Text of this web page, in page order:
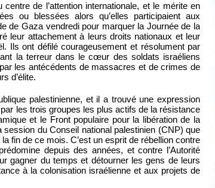
de l’attention internationale, et le mérite en
ou blessées alors qu’elles participaient aux
de Gaza vendredi pour marquer la Journée de la
leur attachement à leurs droits nationaux et leur
Ils ont défilé courageusement et résolument par
la terreur dans le cœur des soldats israéliens
les antécédents de massacres et de crimes de
d’élite.
palestinienne, et il a trouvé une expression
les trois groupes les plus actifs de la résistance
et le Front populaire pour la libération de la
du Conseil national palestinien (CNP) que
fin de ce mois. C’est un esprit de rébellion contre
depuis des années, et contre l’Autorité
gagner du temps et détourner les gens de leurs
à la colonisation israélienne et aux projets de